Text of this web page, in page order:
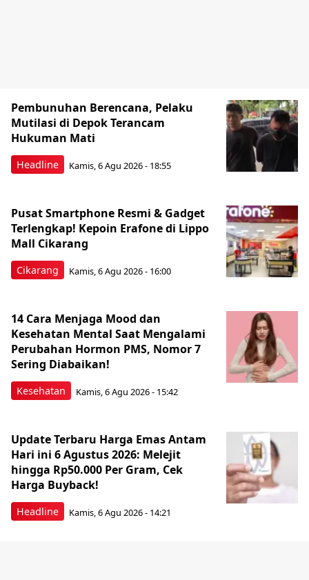
Headline
Pembunuhan Berencana, Pelaku
Mutilasi di Depok Terancam
Hukuman Mati
Kamis, 6 Agu 2026 - 18:55
Cikarang
Pusat Smartphone Resmi & Gadget
Terlengkap! Kepoin Erafone di Lippo
Mall Cikarang
Kamis, 6 Agu 2026 - 16:00
Kesehatan
14 Cara Menjaga Mood dan
Kesehatan Mental Saat Mengalami
Perubahan Hormon PMS, Nomor 7
Sering Diabaikan!
Kamis, 6 Agu 2026 - 15:42
Headline
Update Terbaru Harga Emas Antam
Hari ini 6 Agustus 2026: Melejit
hingga Rp50.000 Per Gram, Cek
Harga Buyback!
Kamis, 6 Agu 2026 - 14:21